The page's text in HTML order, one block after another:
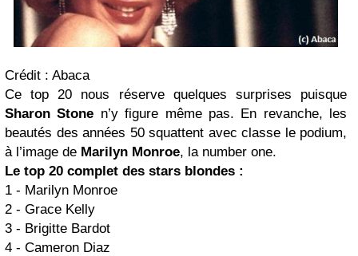
Crédit : Abaca
Ce top 20 nous réserve quelques surprises puisque
Sharon Stone n’y figure même pas. En revanche, les
beautés des années 50 squattent avec classe le podium,
à l’image de Marilyn Monroe, la number one.
Le top 20 complet des stars blondes :
1 - Marilyn Monroe
2 - Grace Kelly
3 - Brigitte Bardot
4 - Cameron Diaz